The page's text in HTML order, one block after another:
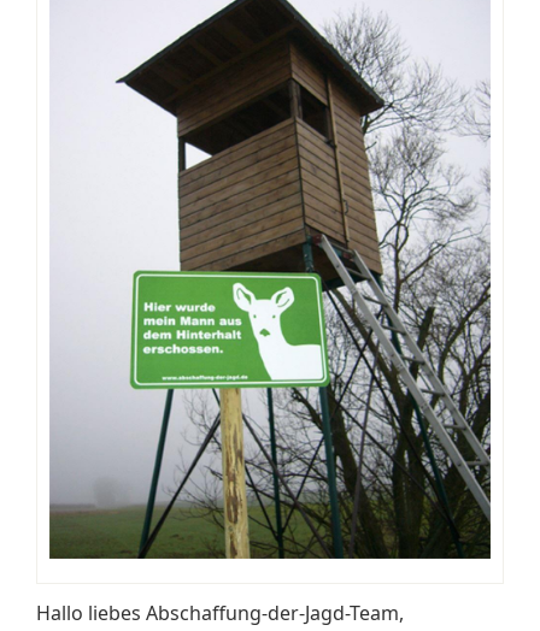
Hallo liebes Abschaffung-der-Jagd-Team,